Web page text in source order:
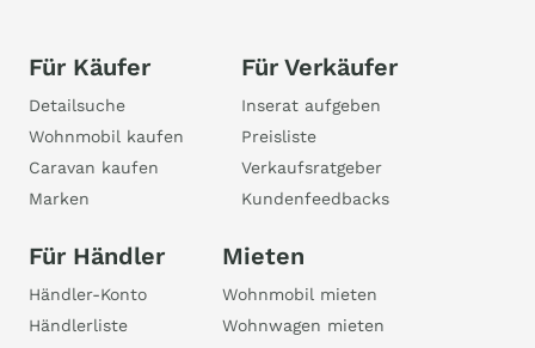
Für Käufer
Detailsuche
Wohnmobil kaufen
Caravan kaufen
Marken
Für Verkäufer
Inserat aufgeben
Preisliste
Verkaufsratgeber
Kundenfeedbacks
Für Händler
Händler-Konto
Händlerliste
Mieten
Wohnmobil mieten
Wohnwagen mieten